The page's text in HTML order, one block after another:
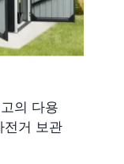
의 다용
전거 보관